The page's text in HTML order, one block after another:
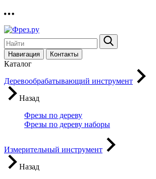
Навигация Контакты
Каталог
Деревообрабатывающий инструмент
Назад
Фрезы по дереву
Фрезы по дереву наборы
Измерительный инструмент
Назад